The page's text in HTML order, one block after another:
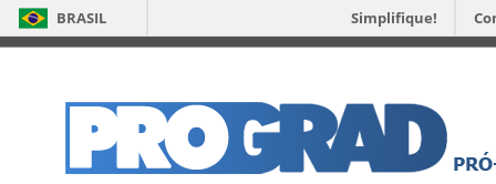
BRASIL Simplifique!